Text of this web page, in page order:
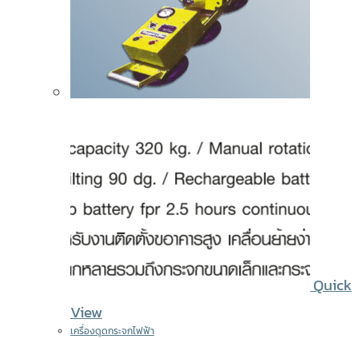
Quick
View
เครื่องดูดกระจกไฟฟ้า